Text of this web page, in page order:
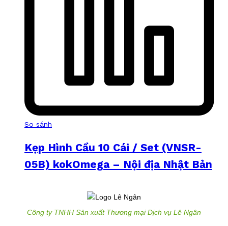
So sánh
Kẹp Hình Cầu 10 Cái / Set (VNSR-
05B) kokOmega – Nội địa Nhật Bản
Công ty TNHH Sản xuất Thương mại Dịch vụ Lê Ngân